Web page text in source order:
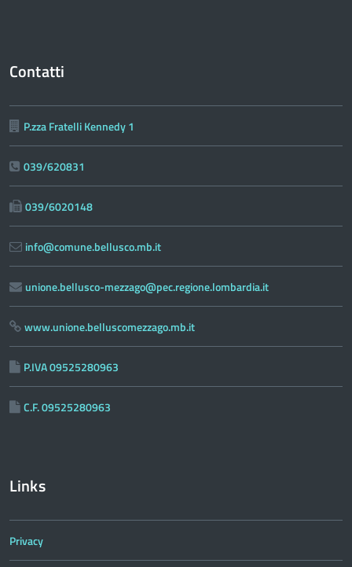
Contatti
P.zza Fratelli Kennedy 1
039/620831
039/6020148
info@comune.bellusco.mb.it
unione.bellusco-mezzago@pec.regione.lombardia.it
www.unione.belluscomezzago.mb.it
P.IVA 09525280963
C.F. 09525280963
Links
Privacy